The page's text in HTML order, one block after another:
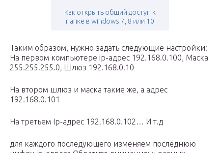
Как открыть общий доступ к
папке в windows 7, 8 или 10
Таким образом, нужно задать следующие настройки:
На первом компьютере ip-адрес 192.168.0.100, Маска
255.255.255.0, Шлюз 192.168.0.10
На втором шлюз и маска такие же, а адрес
192.168.0.101
На третьем Ip-адрес 192.168.0.102… И т.д
для каждого последующего изменяем последнюю